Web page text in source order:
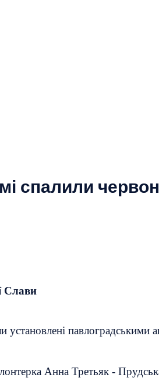
спалили
Слави
павлоградськими
Анна Третьяк -